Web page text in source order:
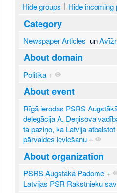
Hide groups Hide incoming
Category
Newspaper Articles un
About domain
Politika +
About event
Rīgā ierodas PSRS
delegācija A. Deņisova
tā paziņo, ka Latvija
pārvaldes ieviešanu +
About organization
PSRS Augstākā Padome +
Latvijas PSR Rakstnieku